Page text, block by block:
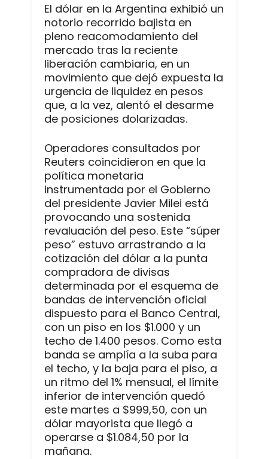
El dólar en la Argentina exhibió un
notorio recorrido bajista en
pleno reacomodamiento del
mercado tras la reciente
liberación cambiaria, en un
movimiento que dejó expuesta la
urgencia de liquidez en pesos
que, a la vez, alentó el desarme
de posiciones dolarizadas.
Operadores consultados por
Reuters coincidieron en que la
política monetaria
instrumentada por el Gobierno
del presidente Javier Milei está
provocando una sostenida
revaluación del peso. Este “súper
peso” estuvo arrastrando a la
cotización del dólar a la punta
compradora de divisas
determinada por el esquema de
bandas de intervención oficial
dispuesto para el Banco Central,
con un piso en los $1.000 y un
techo de 1.400 pesos. Como esta
banda se amplía a la suba para
el techo, y la baja para el piso, a
un ritmo del 1% mensual, el límite
inferior de intervención quedó
este martes a $999,50, con un
dólar mayorista que llegó a
operarse a $1.084,50 por la
mañana.